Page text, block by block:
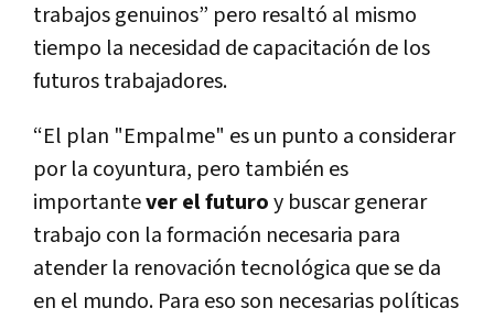
trabajos genuinos” pero resaltó al mismo
tiempo la necesidad de capacitación de los
futuros trabajadores.
“El plan "Empalme" es un punto a considerar
por la coyuntura, pero también es
importantever el futuroy buscar generar
trabajo con la formación necesaria para
atender la renovación tecnológica que se da
en el mundo. Para eso son necesarias políticas